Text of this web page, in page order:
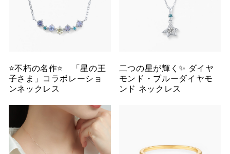
⭐️不朽の名作⭐️ 「星の王
子さま」コラボレーショ
ンネックレス
二つの星が輝く✨ ダイヤ
モンド・ブルーダイヤモ
ンド ネックレス